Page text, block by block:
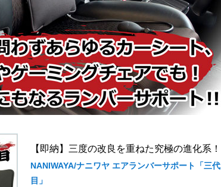
【即納】三度の改良を重ねた究極の進化系！
NANIWAYA/ナニワヤ エアランバーサポート「三代
目」